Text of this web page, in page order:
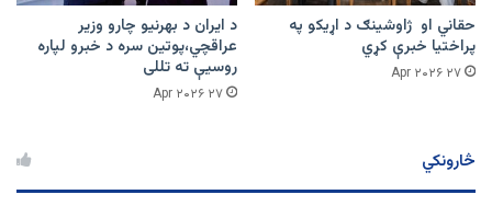
حقاني او ژاوشینګ د اړیکو په
پراختیا خبرې کړي
۲۷ Apr ۲۰۲۶
د ایران د بهرنیو چارو وزیر
عراقچي،پوتین سره د خبرو لپاره
روسیې ته تللی
۲۷ Apr ۲۰۲۶
څارونکي